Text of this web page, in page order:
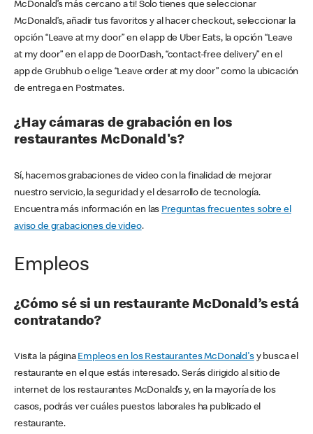
McDonald’s más cercano a ti! Solo tienes que seleccionar
McDonald’s, añadir tus favoritos y al hacer checkout, seleccionar la
opción “Leave at my door” en el app de Uber Eats, la opción “Leave
at my door” en el app de DoorDash, “contact-free delivery” en el
app de Grubhub o elige “Leave order at my door” como la ubicación
de entrega en Postmates.
¿Hay cámaras de grabación en los
restaurantes McDonald's?
Sí, hacemos grabaciones de video con la finalidad de mejorar
nuestro servicio, la seguridad y el desarrollo de tecnología.
Encuentra más información en las Preguntas frecuentes sobre el
aviso de grabaciones de video.
Empleos
¿Cómo sé si un restaurante McDonald’s está
contratando?
Visita la página Empleos en los Restaurantes McDonald'sy busca el
restaurante en el que estás interesado. Serás dirigido al sitio de
internet de los restaurantes McDonald’s y, en la mayoría de los
casos, podrás ver cuáles puestos laborales ha publicado el
restaurante.